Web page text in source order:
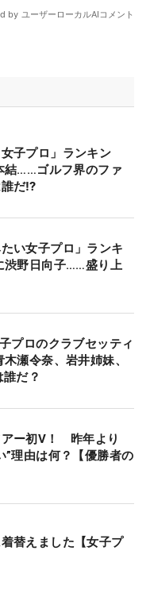
女子プロ」ランキン
結……ゴルフ界のファ
誰だ⁉
い女子プロ」ランキ
渋野日向子……盛り上
プロのクラブセッティ
瀬令奈、岩井姉妹、
だ？
ー初V！ 昨年より
”理由は何？【優勝者の
替えました【女子プ